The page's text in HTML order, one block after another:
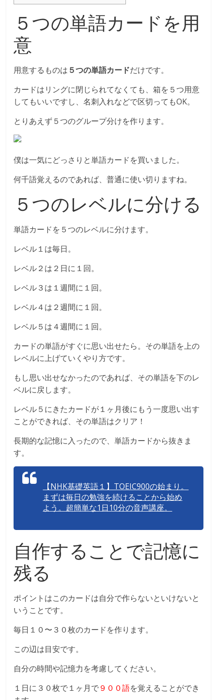
５つの単語カードを用
意
用意するものは ５つの単語カードだけです。
カードはリングに閉じられてなくても、箱を５つ用意
してもいいですし、名刺入れなどで区切ってもOK。
とりあえず５つのグループ分けを作ります。
僕は一気にどっさりと単語カードを買いました。
何千語覚えるのであれば、普通に使い切りますね。
５つのレベルに分ける
単語カードを５つのレベルに分けます。
レベル１は毎日。
レベル２は２日に１回。
レベル３は１週間に１回。
レベル４は２週間に１回。
レベル５は４週間に１回。
カードの単語がすぐに思い出せたら。その単語を上の
レベルに上げていくやり方です。
もし思い出せなかったのであれば、その単語を下のレ
ベルに戻します。
レベル５にきたカードが１ヶ月後にもう一度思い出す
ことができれば、その単語はクリア！
長期的な記憶に入ったので、単語カードから抜きま
す。
【NHK基礎英語１】TOEIC900の始まり。
まずは毎日の勉強を続けることから始め
よう。超簡単な1日10分の音声講座。
自作することで記憶に
残る
ポイントはこのカードは自分で作らないといけないと
いうことです。
毎日１０〜３０枚のカードを作ります。
この辺は目安です。
自分の時間や記憶力を考慮してください。
１日に３０枚で１ヶ月で９００語を覚えることができ